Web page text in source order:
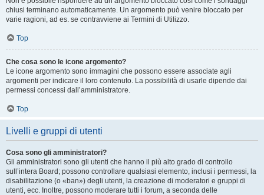
chiusi terminano automaticamente. Un argomento può venire bloccato per
varie ragioni, ad es. se contravviene ai Termini di Utilizzo.
Top
Che cosa sono le icone argomento?
Le icone argomento sono immagini che possono essere associate agli
argomenti per indicare il loro contenuto. La possibilità di usarle dipende dai
permessi concessi dall’amministratore.
Top
Livelli e gruppi di utenti
Cosa sono gli amministratori?
Gli amministratori sono gli utenti che hanno il più alto grado di controllo
sull’intera Board; possono controllare qualsiasi elemento, inclusi i permessi, la
disabilitazione (o «ban») degli utenti, la creazione di moderatori e gruppi di
utenti, ecc. Inoltre, possono moderare tutti i forum, a seconda delle